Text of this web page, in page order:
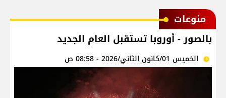
منوعات
بالصور - أوروبا تستقبل العام الجديد
الخميس 01/كانون الثاني/2026 - 08:58 ص